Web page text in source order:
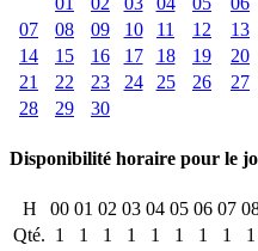
07
08 09 10 11 12
13
14
15 16 17 18 19
20
21
22 23 24 25 26
27
28
29 30
Disponibilité horaire pour le
H 00 01 02 03 04 05 06 07
Qté. 1 1 1 1 1 1 1 1 1